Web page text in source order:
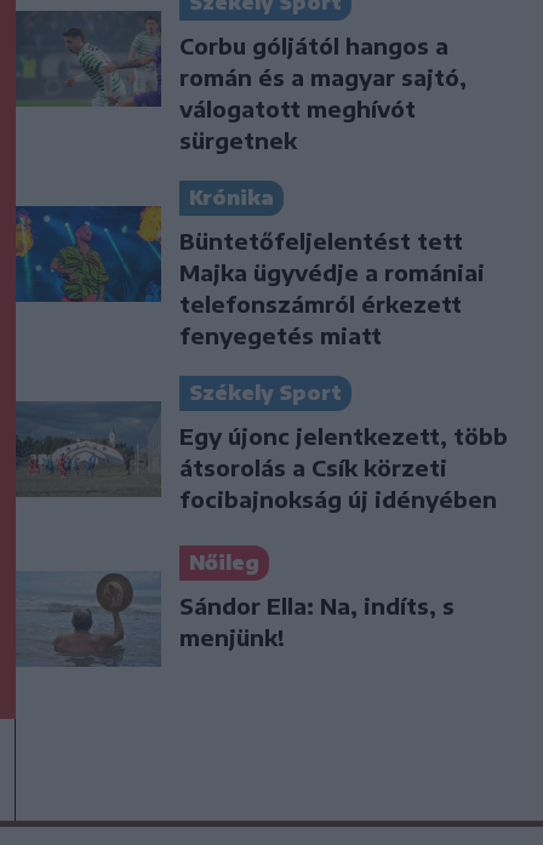
Corbu góljától hangos a
román és a magyar sajtó,
válogatott meghívót
sürgetnek
Krónika
Büntetőfeljelentést tett
Majka ügyvédje a romániai
telefonszámról érkezett
fenyegetés miatt
Székely Sport
Egy újonc jelentkezett, több
átsorolás a Csík körzeti
focibajnokság új idényében
Nőileg
Sándor Ella: Na, indíts, s
menjünk!